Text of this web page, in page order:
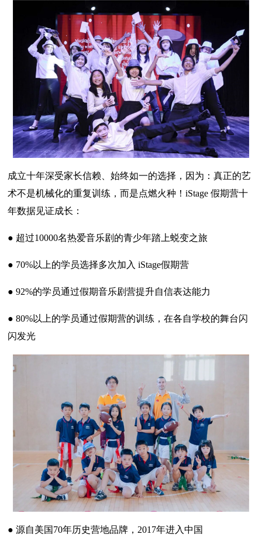
成立十年深受家长信赖、始终如一的选择，因为：真正的艺
术不是机械化的重复训练，而是点燃火种！iStage 假期营十
年数据见证成长：
● 超过10000名热爱音乐剧的青少年踏上蜕变之旅
● 70%以上的学员选择多次加入 iStage假期营
● 92%的学员通过假期音乐剧营提升自信表达能力
● 80%以上的学员通过假期营的训练，在各自学校的舞台闪
闪发光
● 源自美国70年历史营地品牌，2017年进入中国